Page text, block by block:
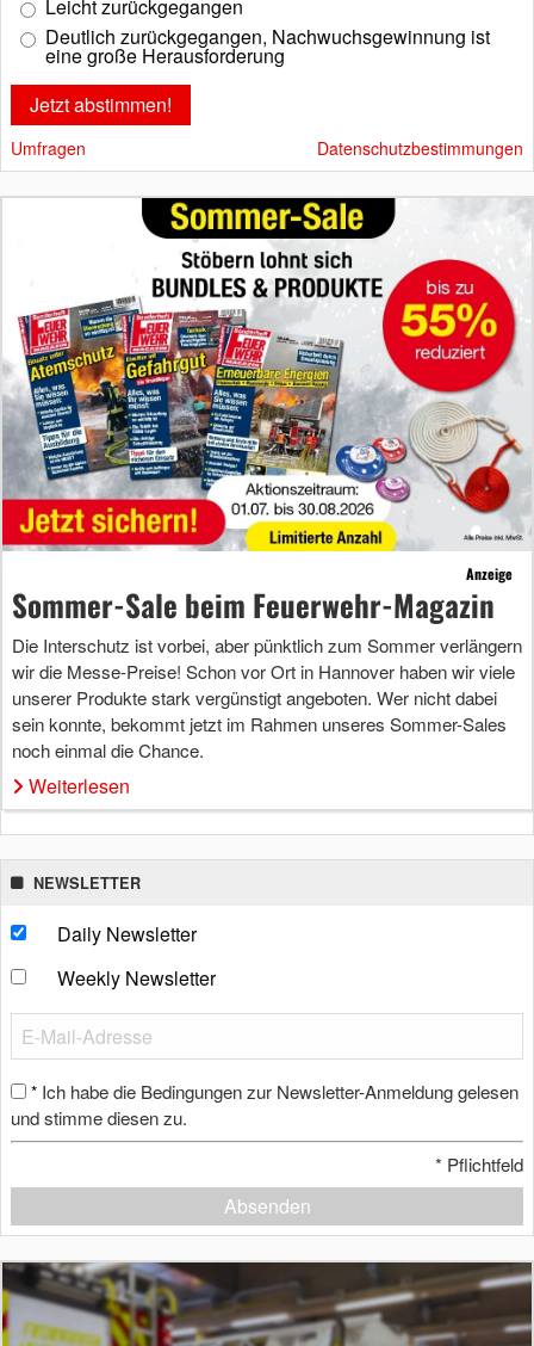
Leicht zurückgegangen
Deutlich zurückgegangen, Nachwuchsgewinnung ist
eine große Herausforderung
Umfragen Datenschutzbestimmungen
Anzeige
Sommer-Sale beim Feuerwehr-Magazin
Die Interschutz ist vorbei, aber pünktlich zum Sommer verlängern
wir die Messe-Preise! Schon vor Ort in Hannover haben wir viele
unserer Produkte stark vergünstigt angeboten. Wer nicht dabei
sein konnte, bekommt jetzt im Rahmen unseres Sommer-Sales
noch einmal die Chance.
Weiterlesen
NEWSLETTER
Daily Newsletter
Weekly Newsletter
* Ich habe die Bedingungen zur Newsletter-Anmeldung gelesen
und stimme diesen zu.
* Pflichtfeld
Absenden